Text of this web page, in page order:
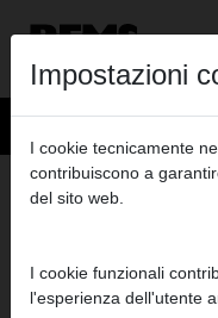
Prodotti>Filettare, scanalare
R 1, SERIE
Cod. art. 521052 RWS
Impostazioni
I cookie tecnicamente
contribuiscono a
del sito web.
I cookie funzionali
l'esperienza dell'utente